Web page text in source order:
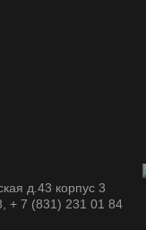
д.43 корпус 3
+ 7 (831) 231 01 84